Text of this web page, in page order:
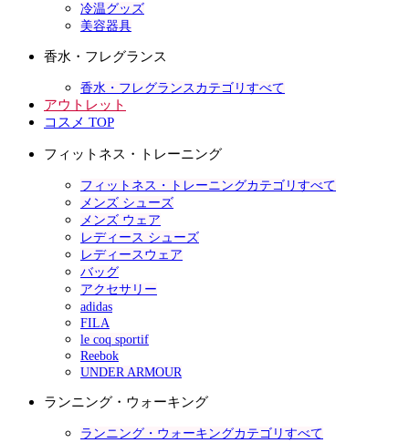
冷温グッズ
美容器具
香水・フレグランス
香水・フレグランスカテゴリすべて
アウトレット
コスメ TOP
フィットネス・トレーニング
フィットネス・トレーニングカテゴリすべて
メンズ シューズ
メンズ ウェア
レディース シューズ
レディースウェア
バッグ
アクセサリー
adidas
FILA
le coq sportif
Reebok
UNDER ARMOUR
ランニング・ウォーキング
ランニング・ウォーキングカテゴリすべて